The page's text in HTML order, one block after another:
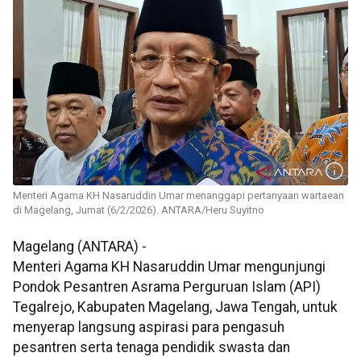
Menteri Agama KH Nasaruddin Umar menanggapi pertanyaan wartaean
di Magelang, Jumat (6/2/2026). ANTARA/Heru Suyitno
Magelang (ANTARA) -
Menteri Agama KH Nasaruddin Umar mengunjungi
Pondok Pesantren Asrama Perguruan Islam (API)
Tegalrejo, Kabupaten Magelang, Jawa Tengah, untuk
menyerap langsung aspirasi para pengasuh
pesantren serta tenaga pendidik swasta dan